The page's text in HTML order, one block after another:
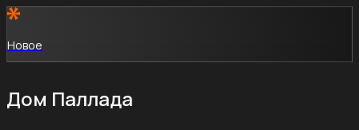
Новое
Дом Паллада